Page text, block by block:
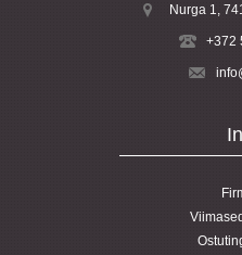
Nurga 1,
+372